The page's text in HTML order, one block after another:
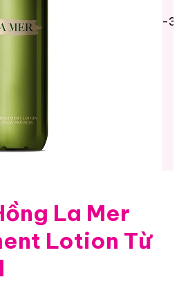
-
La Mer
Lotion Từ